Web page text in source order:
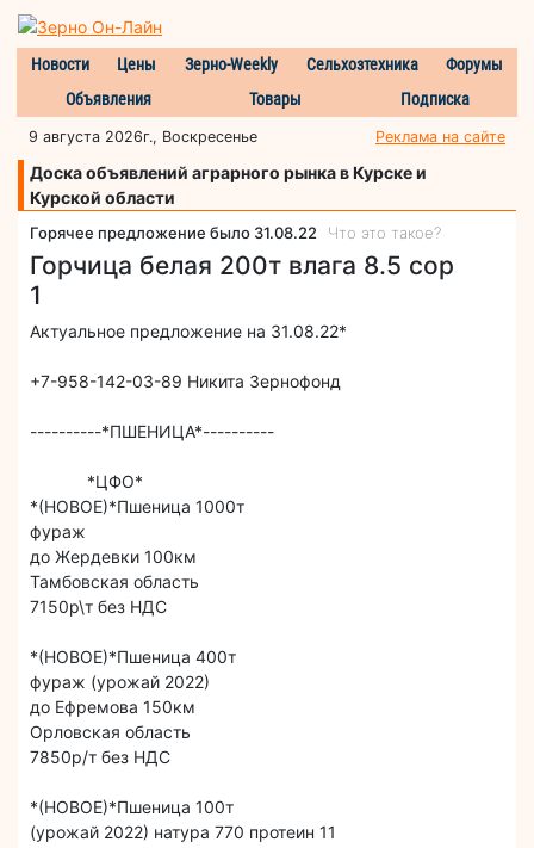
Новости Цены Зерно-Weekly Сельхозтехника
Форумы
Объявления
Товары Подписка
9 августа 2026г., Воскресенье Реклама на сайте
Доска объявлений аграрного рынка в Курске и
Курской области
Горячее предложение было 31.08.22 Что это такое?
Горчица белая 200т влага 8.5 сор
1
Актуальное предложение на 31.08.22*
+7-958-142-03-89 Никита Зернофонд
----------*ПШЕНИЦА*----------
*ЦФО*
*(НОВОЕ)*Пшеница 1000т
фураж
до Жердевки 100км
Тамбовская область
7150р\т без НДС
*(НОВОЕ)*Пшеница 400т
фураж (урожай 2022)
до Ефремова 150км
Орловская область
7850р/т без НДС
*(НОВОЕ)*Пшеница 100т
(урожай 2022) натура 770 протеин 11